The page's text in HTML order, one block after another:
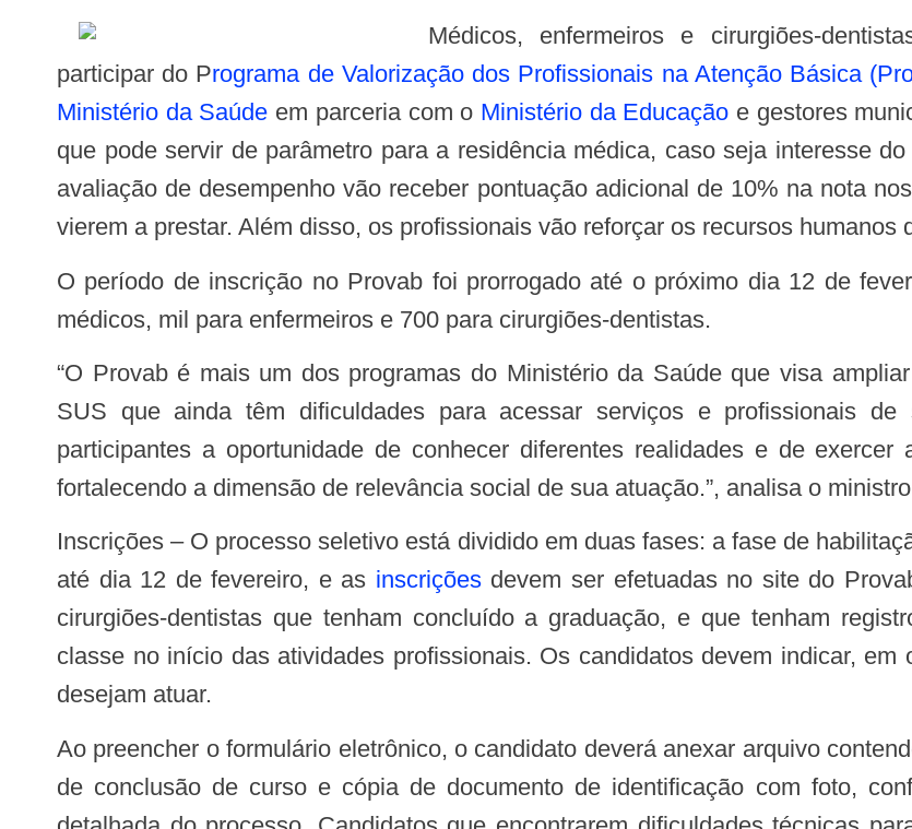
Médicos, enfermeiros e cirurgiões-dentistas de todo país estão sendo convocados a
participar do Programa de Valorização dos Profissionais na Atenção Básica
Ministério da Saúde em parceria com o Ministério da Educação e gestores
que pode servir de parâmetro para a residência médica, caso seja interesse
avaliação de desempenho vão receber pontuação adicional de 10% na nota
vierem a prestar. Além disso, os profissionais vão reforçar os recursos
O período de inscrição no Provab foi prorrogado até o próximo dia 12 de fevereiro. Estão sendo oferecidas 2 mil vagas para
médicos, mil para enfermeiros e 700 para cirurgiões-dentistas.
“O Provab é mais um dos programas do Ministério da Saúde que visa ampliar a assistência, principalmente aos usuários do
SUS que ainda têm dificuldades para acessar serviços e profissionais
participantes a oportunidade de conhecer diferentes realidades e de
fortalecendo a dimensão de relevância social de sua atuação.”, analisa o
Inscrições – O processo seletivo está dividido em duas fases: a fase de habilitação e a fase de seleção. A fase de habilitação vai
até dia 12 de fevereiro, e as inscriçõesdevem ser efetuadas no site do
cirurgiões-dentistas que tenham concluído a graduação, e que tenham
classe no início das atividades profissionais. Os candidatos devem indicar,
desejam atuar.
Ao preencher o formulário eletrônico, o candidato deverá anexar arquivo contendo cópia do diploma de graduação ou certificado
de conclusão de curso e cópia de documento de identificação com foto,